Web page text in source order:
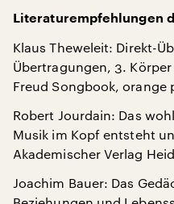
Literaturempfehlungen
Klaus Theweleit: Direkt-
Übertragungen, 3.
Freud Songbook, orange
Robert Jourdain: Das
Musik im Kopf entsteht
Akademischer Verlag
Joachim Bauer: Das